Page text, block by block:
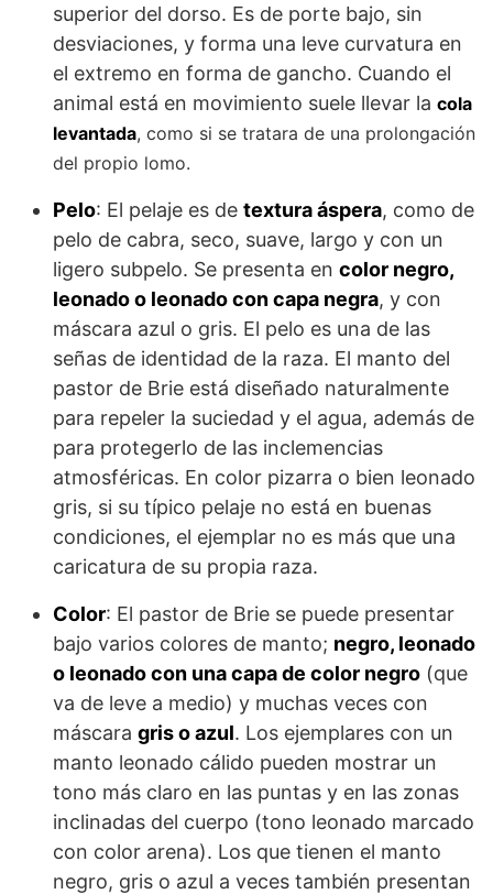
superior del dorso. Es de porte bajo, sin
desviaciones, y forma una leve curvatura en
el extremo en forma de gancho. Cuando el
animal está en movimiento suele llevar la cola
levantada, como si se tratara de una prolongación
del propio lomo.
Pelo: El pelaje es de textura áspera, como de
pelo de cabra, seco, suave, largo y con un
ligero subpelo. Se presenta en color negro,
leonado o leonado con capa negra, y con
máscara azul o gris. El pelo es una de las
señas de identidad de la raza. El manto del
pastor de Brie está diseñado naturalmente
para repeler la suciedad y el agua, además de
para protegerlo de las inclemencias
atmosféricas. En color pizarra o bien leonado
gris, si su típico pelaje no está en buenas
condiciones, el ejemplar no es más que una
caricatura de su propia raza.
Color: El pastor de Brie se puede presentar
bajo varios colores de manto; negro, leonado
o leonado con una capa de color negro (que
va de leve a medio) y muchas veces con
máscara gris o azul. Los ejemplares con un
manto leonado cálido pueden mostrar un
tono más claro en las puntas y en las zonas
inclinadas del cuerpo (tono leonado marcado
con color arena). Los que tienen el manto
negro, gris o azul a veces también presentan